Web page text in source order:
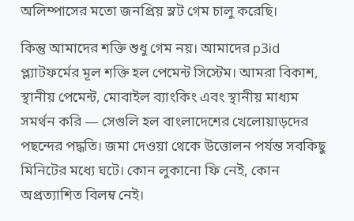
অলিম্পাসের মতো জনপ্রিয় স্লট গেম চালু করেছি।
কিন্তু আমাদের শক্তি শুধু গেম নয়। আমাদের p3id
প্ল্যাটফর্মের মূল শক্তি হল পেমেন্ট সিস্টেম। আমরা বিকাশ,
স্থানীয় পেমেন্ট, মোবাইল ব্যাংকিং এবং স্থানীয় মাধ্যম
সমর্থন করি — সেগুলি হল বাংলাদেশের খেলোয়াড়দের
পছন্দের পদ্ধতি। জমা দেওয়া থেকে উত্তোলন পর্যন্ত সবকিছু
মিনিটের মধ্যে ঘটে। কোন লুকানো ফি নেই, কোন
অপ্রত্যাশিত বিলম্ব নেই।